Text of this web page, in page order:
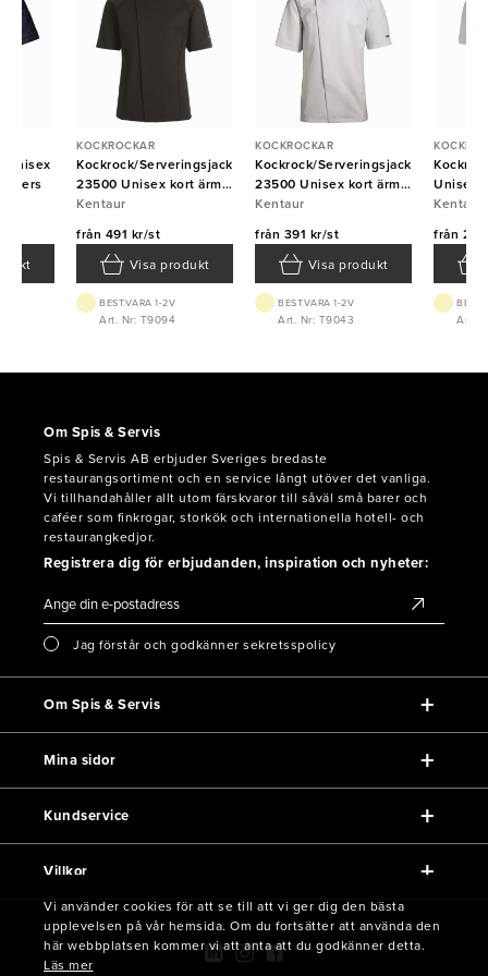
unisex
KOCKROCKAR
Kockrock/Serveringsjacka
23500 Unisex kort ärm
Svart Kentaur
Kentaur
från 491 kr/st
Visa produkt
BEST.VARA 1-2V
Art. Nr: T9094
KOCKROCKAR
Kockrock/Serveringsjacka
23500 Unisex kort ärm
vit Kentaur
Kentaur
från 391 kr/st
Visa produkt
BEST.VARA 1-2V
Art. Nr: T9043
Unisex
Kentaur
Kentaur
från
Art.
Om Spis & Servis
Spis & Servis AB erbjuder Sveriges bredaste
restaurangsortiment och en service långt utöver det vanliga.
Vi tillhandahåller allt utom färskvaror till såväl små barer och
caféer som finkrogar, storkök och internationella hotell- och
restaurangkedjor.
Registrera dig för erbjudanden, inspiration och nyheter:
Jag förstår och godkänner sekretsspolicy
Om Spis & Servis
Mina sidor
Kundservice
Villkor
Vi använder cookies för att se till att vi ger dig den bästa
upplevelsen på vår hemsida. Om du fortsätter att använda den
här webbplatsen kommer vi att anta att du godkänner detta.
Läs mer